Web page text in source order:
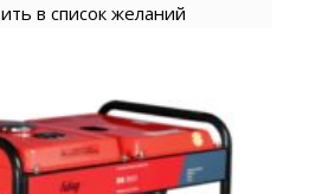
в список желаний